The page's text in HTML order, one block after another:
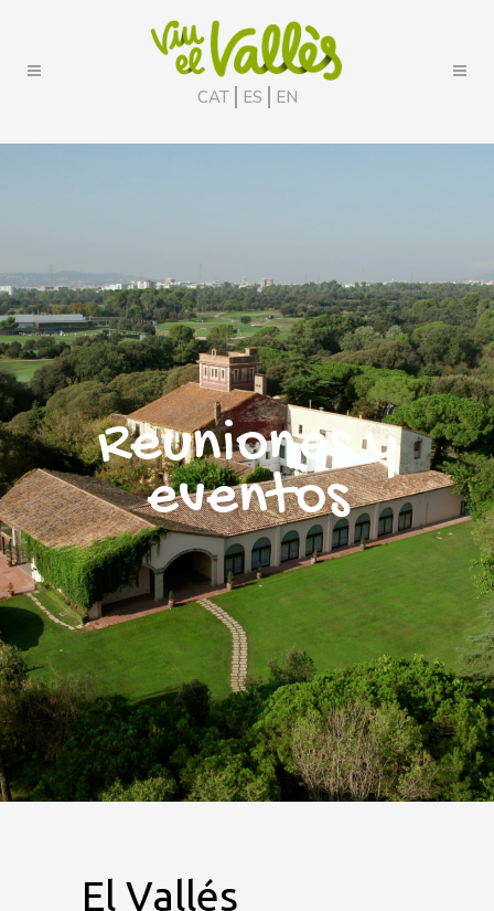
CAT ES EN
Reuniones y
eventos
El Vallés